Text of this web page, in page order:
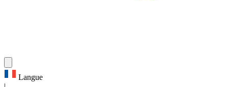
Langue